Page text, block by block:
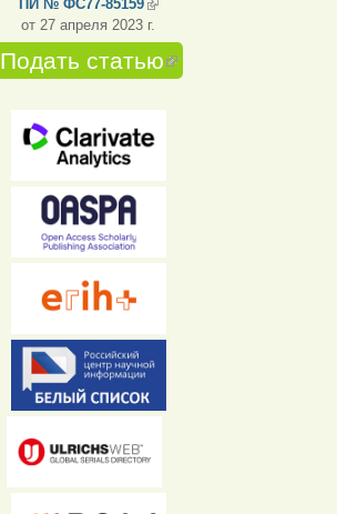
ПИ № ФС77-85159 (внешняя ссылка)
от 27 апреля 2023 г.
Подать статью